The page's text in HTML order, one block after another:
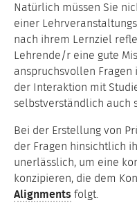
Natürlich müssen Sie
einer
nach ihrem Lernziel
Lehrende/r eine gute
anspruchsvollen
der Interaktion mit
selbstverständlich auch
Bei der Erstellung von
der Fragen hinsichtlich
unerlässlich, um eine
konzipieren, die dem
Alignments folgt.